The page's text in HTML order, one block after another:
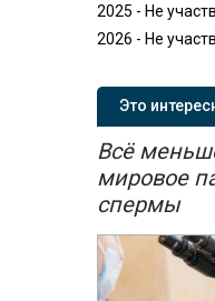
2025 - Не
2026 - Не
Это
Всё
мировое
спермы